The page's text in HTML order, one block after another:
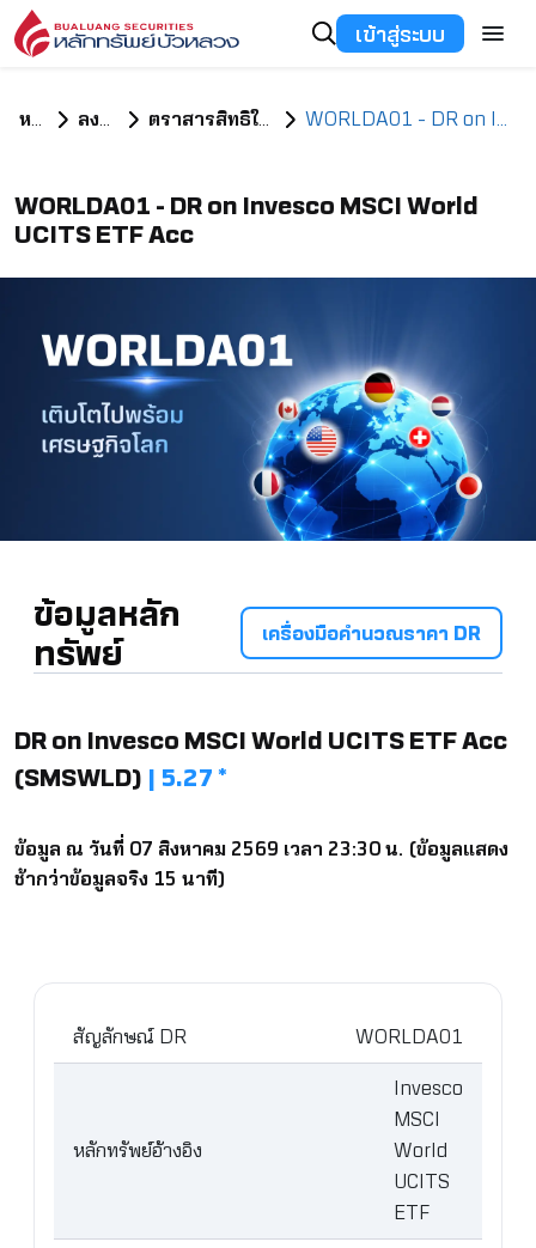
เข้าสู่ระบบ
หน้าแรก ลงทุนอะไรดี ตราสารสิทธิในหลักทรัพย์ต่างประเทศ WORLDA01 - DR on Invesco MSCI World UCITS ETF Acc
WORLDA01 - DR on Invesco MSCI World
UCITS ETF Acc
ข้อมูลหลัก
ทรัพย์ เครื่องมือคำนวณราคา DR
DR on Invesco MSCI World UCITS ETF Acc
(SMSWLD) | 5.27 *
ข้อมูล ณ วันที่ 07 สิงหาคม 2569 เวลา 23:30 น. (ข้อมูลแสดง
ช้ากว่าข้อมูลจริง 15 นาที)
สัญลักษณ์ DR WORLDA01
หลักทรัพย์อ้างอิง
Invesco
MSCI
World
UCITS
ETF